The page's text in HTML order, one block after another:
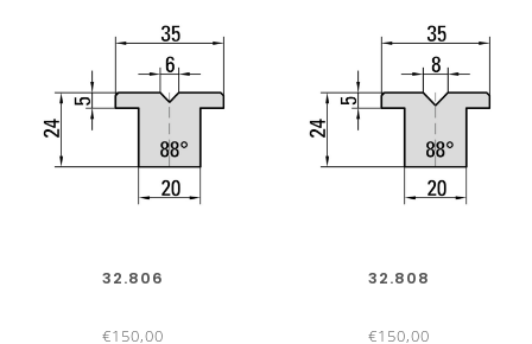
32.806
€150,00
32.808
€150,00